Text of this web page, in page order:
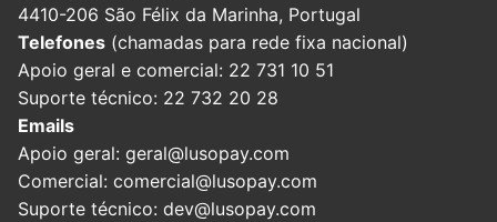
4410-206 São Félix da Marinha, Portugal
Telefones (chamadas para rede fixa nacional)
Apoio geral e comercial: 22 731 10 51
Suporte técnico: 22 732 20 28
Emails
Apoio geral: geral@lusopay.com
Comercial: comercial@lusopay.com
Suporte técnico: dev@lusopay.com